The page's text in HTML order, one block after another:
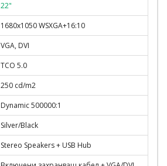
22"
1680x1050 WSXGA+16:10
VGA, DVI
TCO 5.0
250 cd/m2
Dynamic 500000:1
Silver/Black
Stereo Speakers + USB Hub